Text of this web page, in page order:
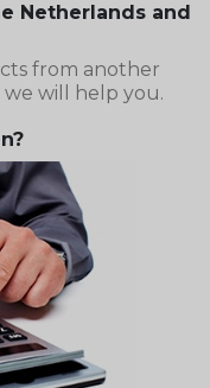
Netherlands and
from another
we will help you.